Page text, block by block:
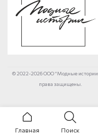
© 2022-2026 ООО “Модные
права защищены.
Главная Поиск